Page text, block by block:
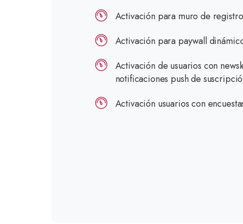
Activación para muro de
Activación para paywall
Activación de usuarios con
notificaciones push de
Activación usuarios con